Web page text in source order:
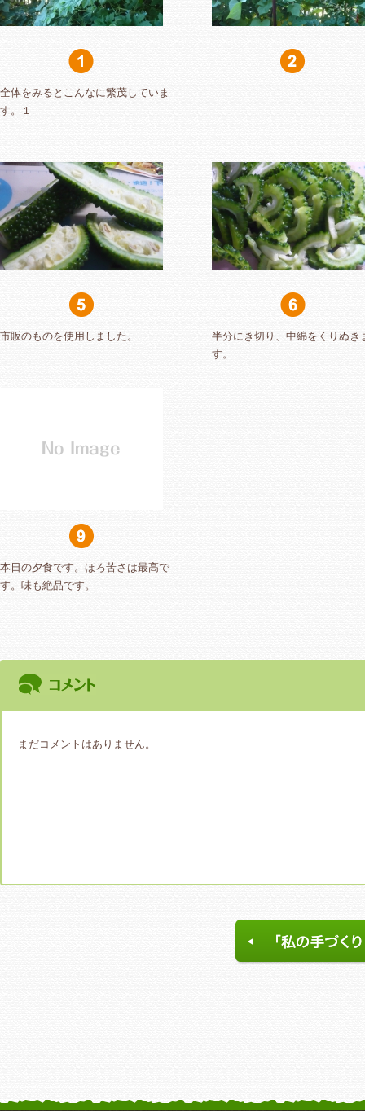
全体をみるとこんなに繁茂していま
す。１
市販のものを使用しました。
半分にき切り、中綿をくりぬき
す。
本日の夕食です。ほろ苦さは最高で
す。味も絶品です。
まだコメントはありません。